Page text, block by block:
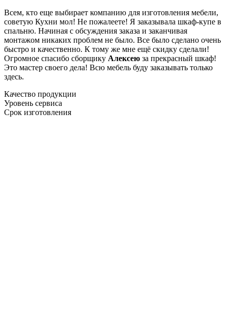
Всем, кто еще выбирает компанию для изготовления мебели,
советую Кухни мол! Не пожалеете! Я заказывала шкаф-купе в
спальню. Начиная с обсуждения заказа и заканчивая
монтажом никаких проблем не было. Все было сделано очень
быстро и качественно. К тому же мне ещё скидку сделали!
Огромное спасибо сборщику Алексею за прекрасный шкаф!
Это мастер своего дела! Всю мебель буду заказывать только
здесь.
Качество продукции
Уровень сервиса
Срок изготовления